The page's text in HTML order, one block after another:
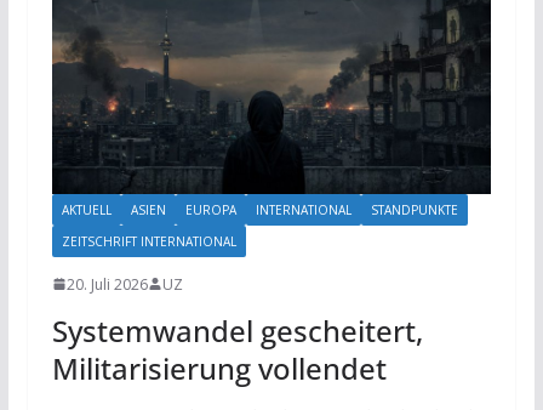
AKTUELL ASIEN EUROPA INTERNATIONAL
STANDPUNKTE
ZEITSCHRIFT INTERNATIONAL
20. Juli 2026 UZ
Systemwandel gescheitert,
Militarisierung vollendet